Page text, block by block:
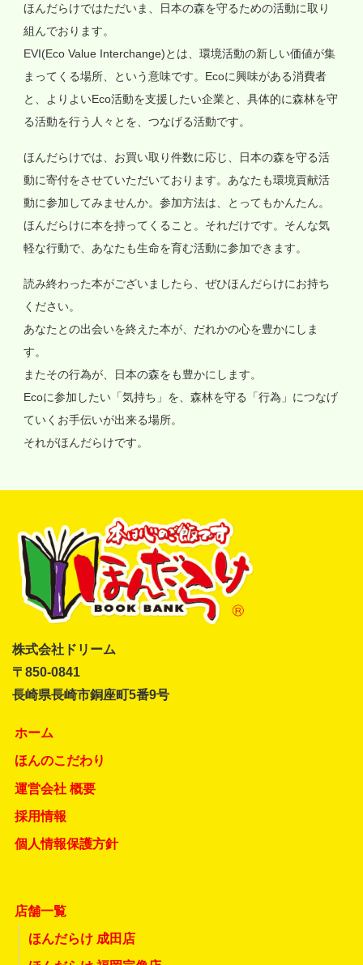
ほんだらけではただいま、日本の森を守るための活動に取り
組んでおります。
EVI(Eco Value Interchange)とは、環境活動の新しい価値が集
まってくる場所、という意味です。Ecoに興味がある消費者
と、よりよいEco活動を支援したい企業と、具体的に森林を守
る活動を行う人々とを、つなげる活動です。
ほんだらけでは、お買い取り件数に応じ、日本の森を守る活
動に寄付をさせていただいております。あなたも環境貢献活
動に参加してみませんか。参加方法は、とってもかんたん。
ほんだらけに本を持ってくること。それだけです。そんな気
軽な行動で、あなたも生命を育む活動に参加できます。
読み終わった本がございましたら、ぜひほんだらけにお持ち
ください。
あなたとの出会いを終えた本が、だれかの心を豊かにしま
す。
またその行為が、日本の森をも豊かにします。
Ecoに参加したい「気持ち」を、森林を守る「行為」につなげ
ていくお手伝いが出来る場所。
それがほんだらけです。
株式会社ドリーム
〒850-0841
長崎県長崎市銅座町5番9号
ホーム
ほんのこだわり
運営会社 概要
採用情報
個人情報保護方針
店舗一覧
ほんだらけ 成田店